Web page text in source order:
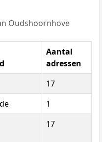
Oudshoornhove
Aantal
adressen
17
1
17